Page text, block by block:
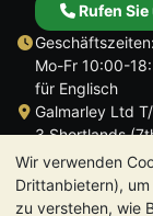
Wir verwenden
Drittanbietern),
zu verstehen, wie
Rufen Sie
Geschäftszeiten:
Mo-Fr 10:00-
für Englisch
Galmarley Ltd
3 Shortlands
Hammersmith
London
W6 8DA